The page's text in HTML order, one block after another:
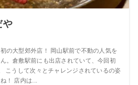
や
の大型郊外店！ 岡山駅前で不動の人気を
。倉敷駅前にも出店されていて、今回初
こうして次々とチャレンジされているの姿
！ 店内は...